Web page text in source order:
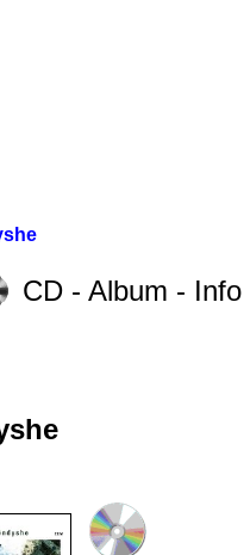
CD - Album - Info